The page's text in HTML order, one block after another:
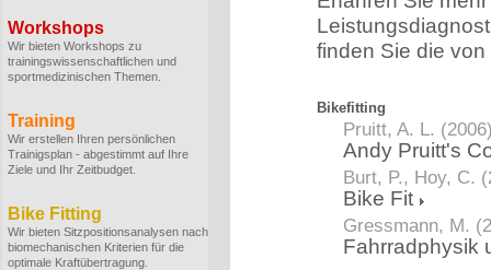
Workshops
Wir bieten Workshops zu
trainingswissenschaftlichen und
sportmedizinischen Themen.
Training
Wir erstellen Ihren persönlichen
Trainigsplan - abgestimmt auf Ihre
Ziele und Ihr Zeitbudget.
Bike Fitting
Wir bieten Sitzpositionsanalysen nach
biomechanischen Kriterien für die
optimale Kraftübertragung.
finden Sie die
Bikefitting
Pruitt, A. L.
Andy Pruitt's
Burt, P., Hoy, C.
Bike Fit
Gressmann, M.
Fahrradphysik